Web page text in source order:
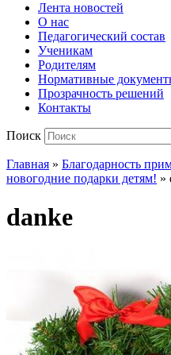
Лента новостей
О нас
Педагогический состав
Ученикам
Родителям
Нормативные
Прозрачность решений
Контакты
Поиск
Главная » Благодарность
новогодние подарки детям! »
danke